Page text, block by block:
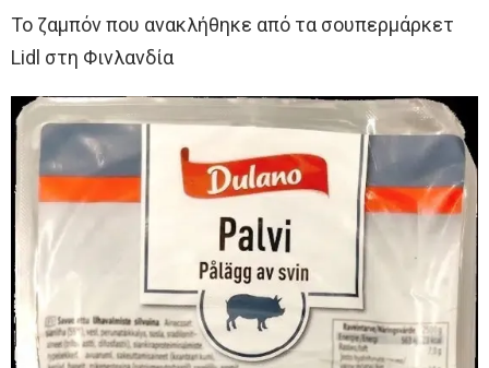
Το ζαμπόν που ανακλήθηκε από τα σουπερμάρκετ
Lidl στη Φινλανδία